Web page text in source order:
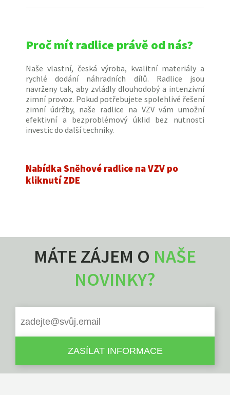
Proč mít radlice právě od nás?
Naše vlastní, česká výroba, kvalitní materiály a
rychlé dodání náhradních dílů. Radlice jsou
navrženy tak, aby zvládly dlouhodobý a intenzivní
zimní provoz. Pokud potřebujete spolehlivé řešení
zimní údržby, naše radlice na VZV vám umožní
efektivní a bezproblémový úklid bez nutnosti
investic do další techniky.
Nabídka Sněhové radlice na VZV po
kliknutí ZDE
MÁTE ZÁJEM O NAŠE
NOVINKY?